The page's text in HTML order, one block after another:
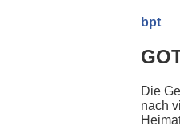
bpt
Die
nach